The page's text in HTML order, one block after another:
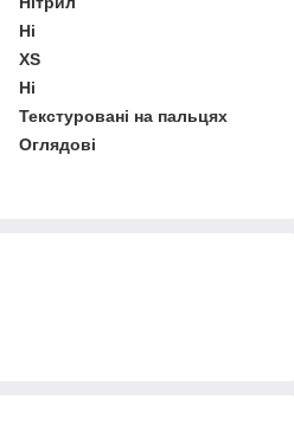
Ні
XS
Ні
Текстуровані на пальцях
Оглядові